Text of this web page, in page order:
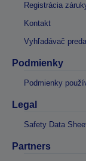
Registrácia
Kontakt
Vyhľadávač
Podmienky
Podmienky
Legal
Safety Data
Partners